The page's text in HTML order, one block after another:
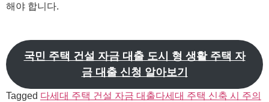
해야 합니다.
국민 주택 건설 자금 대출 도시 형 생활 주택 자
금 대출 신청 알아보기
Tagged 다세대 주택 건설 자금 대출다세대 주택 신축 시 주의